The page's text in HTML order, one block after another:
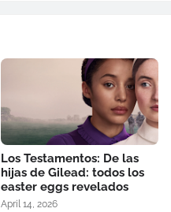
Los Testamentos: De las
hijas de Gilead: todos los
easter eggs revelados
April 14, 2026